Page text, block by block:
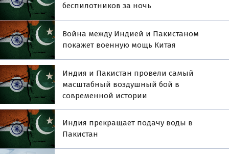
беспилотников за ночь
Война между Индией и Пакистаном
покажет военную мощь Китая
Индия и Пакистан провели самый
масштабный воздушный бой в
современной истории
Индия прекращает подачу воды в
Пакистан